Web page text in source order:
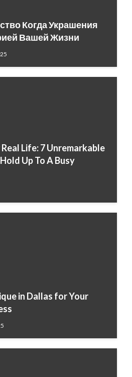
Когда Украшения
Вашей Жизни
Life: 7 Unremarkable
Up To A Busy
in Dallas for Your